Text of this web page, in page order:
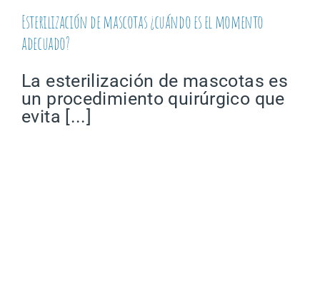
Esterilización de mascotas ¿cuándo es el momento
adecuado?
La esterilización de mascotas es
un procedimiento quirúrgico que
evita [...]